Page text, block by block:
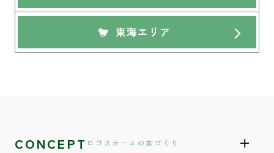
東海エリア
CONCEPT ロゴスホームの家づくり